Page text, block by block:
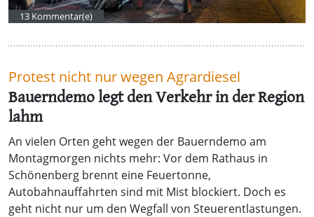
13 Kommentar(e)
Protest nicht nur wegen Agrardiesel
Bauerndemo legt den Verkehr in der Region
lahm
An vielen Orten geht wegen der Bauerndemo am
Montagmorgen nichts mehr: Vor dem Rathaus in
Schönenberg brennt eine Feuertonne,
Autobahnauffahrten sind mit Mist blockiert. Doch es
geht nicht nur um den Wegfall von Steuerentlastungen.